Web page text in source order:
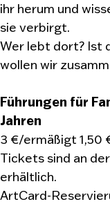
ihr herum und
sie verbirgt.
Wer lebt dort? Ist
wollen wir
Führungen für
Jahren
3 €/ermäßigt 1,50
Tickets sind an
erhältlich.
ArtCard-